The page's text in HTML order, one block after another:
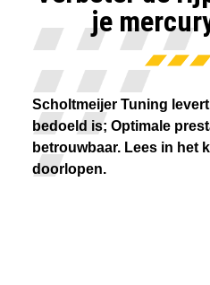
je
Scholtmeijer Tuning
bedoeld is; Optimale
betrouwbaar. Lees in het
doorlopen.